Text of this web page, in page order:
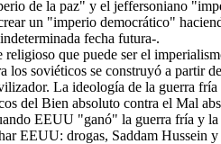
de la paz" y el jeffersoniano
un "imperio democrático"
fecha futura-.
que puede ser el
los soviéticos se construyó a partir
La ideología de la guerra fría
del Bien absoluto contra el Mal
EEUU "ganó" la guerra fría y
EEUU: drogas, Saddam Hussein